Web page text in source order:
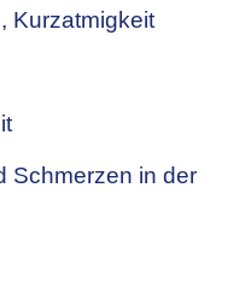
Kurzatmigkeit
Schmerzen in der